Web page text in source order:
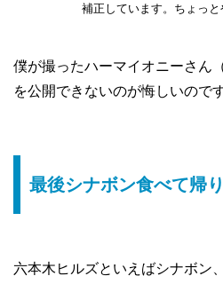
補正しています。ちょっ
僕が撮ったハーマイオニーさん
を公開できないのが悔しいので
最後シナボン食べて帰
六本木ヒルズといえばシナボン